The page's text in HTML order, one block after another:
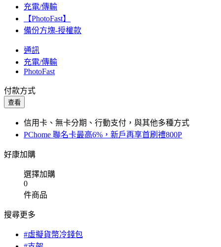
充電/傳輸
【PhotoFast】
備份方塊-授權款
通訊
充電/傳輸
PhotoFast
付款方式
查看
信用卡、無卡分期、行動支付，與其他多種方式
PChome 聯名卡最高6%，新戶再享首刷禮800P
好康加購
選擇加購
0
件商品
搜尋更多
#虛擬貨幣冷錢包